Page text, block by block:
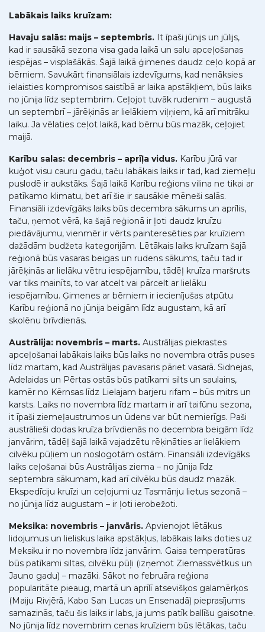
Labākais laiks kruīzam:
Havaju salās: maijs – septembris. It īpaši jūnijs un jūlijs,
kad ir sausākā sezona visa gada laikā un salu apceļošanas
iespējas – visplašākās. Šajā laikā ģimenes daudz ceļo kopā ar
bērniem. Savukārt finansiālais izdevīgums, kad nenāksies
ielaisties kompromisos saistībā ar laika apstākļiem, būs laiks
no jūnija līdz septembrim. Ceļojot tuvāk rudenim – augustā
un septembrī – jārēķinās ar lielākiem viļņiem, kā arī mitrāku
laiku. Ja vēlaties ceļot laikā, kad bērnu būs mazāk, ceļojiet
maijā.
Karību salas: decembris – aprīļa vidus. Karību jūrā var
kuģot visu cauru gadu, taču labākais laiks ir tad, kad ziemeļu
puslodē ir aukstāks. Šajā laikā Karību reģions vilina ne tikai ar
patīkamo klimatu, bet arī šie ir sausākie mēneši salās.
Finansiāli izdevīgāks laiks būs decembra sākums un aprīlis,
taču, ņemot vērā, ka šajā reģionā ir ļoti daudz kruīzu
piedāvājumu, vienmēr ir vērts painteresēties par kruīziem
dažādām budžeta kategorijām. Lētākais laiks kruīzam šajā
reģionā būs vasaras beigas un rudens sākums, taču tad ir
jārēķinās ar lielāku vētru iespējamību, tādēļ kruīza maršruts
var tiks mainīts, to var atcelt vai pārcelt ar lielāku
iespējamību. Ģimenes ar bērniem ir iecienījušas atpūtu
Karību reģionā no jūnija beigām līdz augustam, kā arī
skolēnu brīvdienās.
Austrālija: novembris – marts. Austrālijas piekrastes
apceļošanai labākais laiks būs laiks no novembra otrās puses
līdz martam, kad Austrālijas pavasaris pāriet vasarā. Sidnejas,
Adelaidas un Pērtas ostās būs patīkami silts un saulains,
kamēr no Kērnsas līdz Lielajam barjeru rifam – būs mitrs un
karsts. Laiks no novembra līdz martam ir arī taifūnu sezona,
it īpaši ziemeļaustrumos un ūdens var būt nemierīgs. Paši
austrālieši dodas kruīza brīvdienās no decembra beigām līdz
janvārim, tādēļ šajā laikā vajadzētu rēķināties ar lielākiem
cilvēku pūļiem un noslogotām ostām. Finansiāli izdevīgāks
laiks ceļošanai būs Austrālijas ziema – no jūnija līdz
septembra sākumam, kad arī cilvēku būs daudz mazāk.
Ekspedīciju kruīzi un ceļojumi uz Tasmānju lietus sezonā –
no jūnija līdz augustam – ir ļoti ierobežoti.
Meksika: novembris – janvāris. Apvienojot lētākus
lidojumus un lieliskus laika apstākļus, labākais laiks doties uz
Meksiku ir no novembra līdz janvārim. Gaisa temperatūras
būs patīkami siltas, cilvēku pūļi (izņemot Ziemassvētkus un
Jauno gadu) – mazāki. Sākot no februāra reģiona
popularitāte pieaug, martā un aprīlī atsevišķos galamērķos
(Maiju Rivjērā, Kabo San Lucas un Ensenadā) pieprasījums
samazinās, taču šis laiks ir labs, ja jums patīk ballīšu gaisotne.
No jūnija līdz novembrim cenas kruīziem būs lētākas, taču